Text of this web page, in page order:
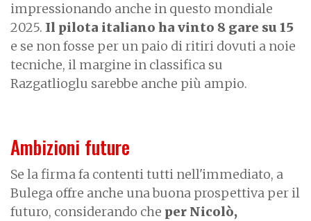
impressionando anche in questo mondiale
2025. Il pilota italiano ha vinto 8 gare su 15
e se non fosse per un paio di ritiri dovuti a noie
tecniche, il margine in classifica su
Razgatlioglu sarebbe anche più ampio.
Ambizioni future
Se la firma fa contenti tutti nell'immediato, a
Bulega offre anche una buona prospettiva per il
futuro, considerando che per Nicolò,